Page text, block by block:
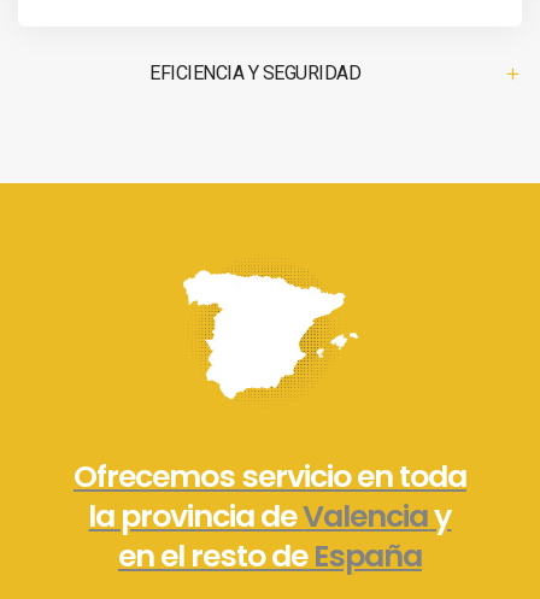
EFICIENCIA Y SEGURIDAD
Ofrecemos servicio en toda
la provincia deValenciay
en el resto deEspaña